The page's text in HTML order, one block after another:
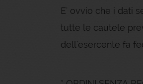
E' ovvio che i dati
tutte le cautele
dell'esercente fa